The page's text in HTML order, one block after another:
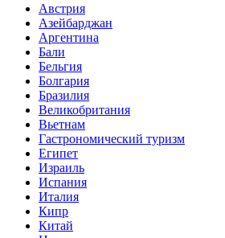
Австрия
Азейбарджан
Аргентина
Бали
Бельгия
Болгария
Бразилия
Великобритания
Вьетнам
Гастрономический туризм
Египет
Израиль
Испания
Италия
Кипр
Китай